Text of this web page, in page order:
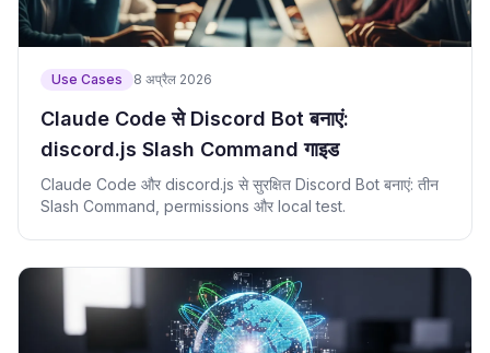
Use Cases 8 अप्रैल 2026
Claude Code से Discord Bot बनाएं:
discord.js Slash Command गाइड
Claude Code और discord.js से सुरक्षित Discord Bot बनाएं: तीन
Slash Command, permissions और local test.